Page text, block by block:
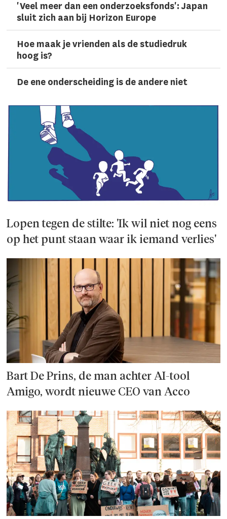
'Veel meer dan een onderzoeks­fonds': Japan
sluit zich aan bij Horizon Europe
Hoe maak je vrienden als de studiedruk
hoog is?
De ene onderscheiding is de andere niet
Lopen tegen de stilte: 'Ik wil niet nog eens
op het punt staan waar ik iemand verlies'
Bart De Prins, de man achter AI-tool
Amigo, wordt nieuwe CEO van Acco